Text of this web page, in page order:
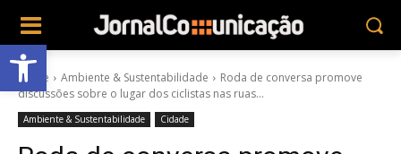
Abrir a barra de ferramentas
Home Ambiente & Sustentabilidade
Roda de conversa promove
discussões sobre o lugar dos ciclistas nas ruas...
Ambiente & Sustentabilidade Cidade